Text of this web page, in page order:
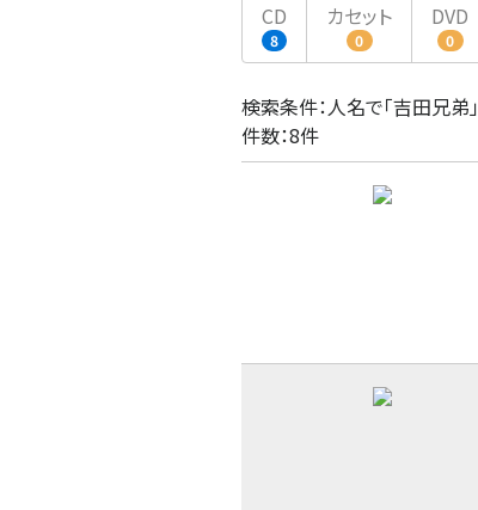
CD
8
カセット
0
DVD
0
検索条件：人名で「吉田兄弟」
件数：8件